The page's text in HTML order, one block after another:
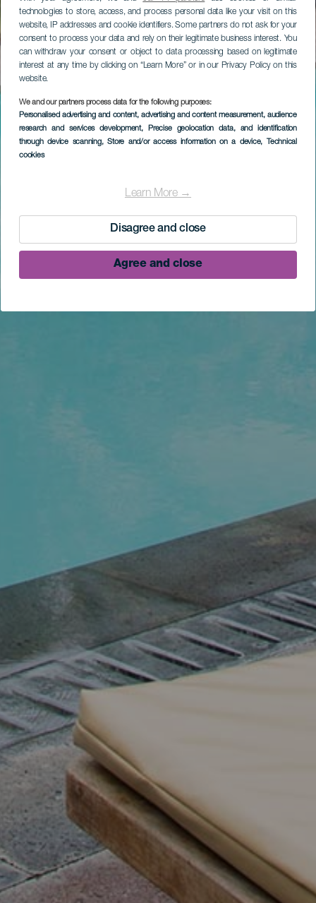
technologies to store, access, and process personal data like your visit on this
website, IP addresses and cookie identifiers. Some partners do not ask for your
consent to process your data and rely on their legitimate business interest. You
can withdraw your consent or object to data processing based on legitimate
interest at any time by clicking on “Learn More” or in our Privacy Policy on this
website.
We and our partners process data for the following purposes:
Personalised advertising and content, advertising and content measurement, audience
research and services development, Precise geolocation data, and identification
through device scanning, Store and/or access information on a device, Technical
cookies
Learn More →
Disagree and close
Agree and close